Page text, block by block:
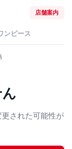
店舗案内
ンピース
された可能性が